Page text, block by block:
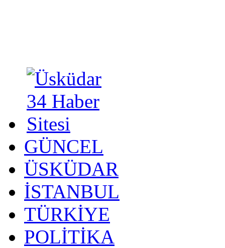
GÜNCEL
ÜSKÜDAR
İSTANBUL
TÜRKİYE
POLİTİKA